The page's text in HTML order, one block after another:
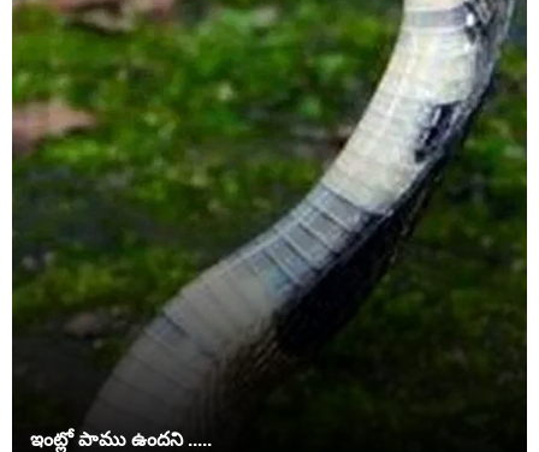
ఇంట్లో పాము ఉందని .....